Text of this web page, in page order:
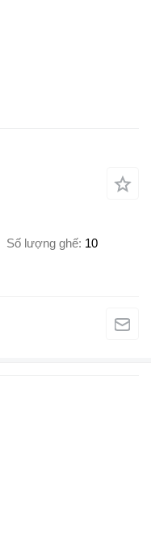
Số lượng ghế 10